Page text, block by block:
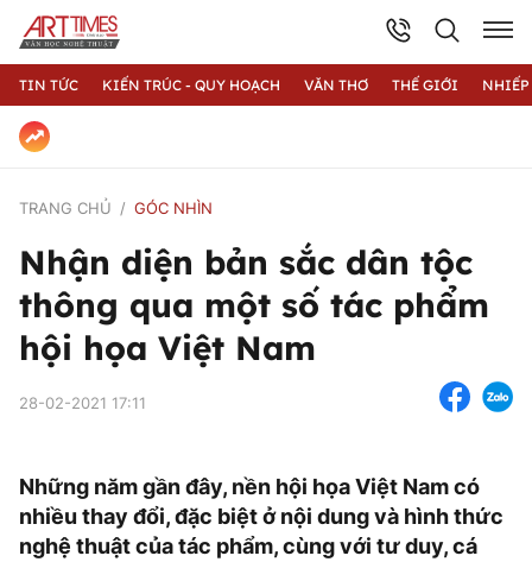
TIN TỨC KIẾN TRÚC - QUY HOẠCH VĂN THƠ THẾ GIỚI
TRANG CHỦ GÓC NHÌN
Nhận diện bản sắc dân tộc
thông qua một số tác phẩm
hội họa Việt Nam
28-02-2021 17:11
Những năm gần đây, nền hội họa Việt Nam có
nhiều thay đổi, đặc biệt ở nội dung và hình thức
nghệ thuật của tác phẩm, cùng với tư duy, cá